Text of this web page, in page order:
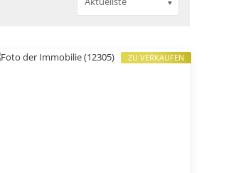
ZU VERKAUFEN